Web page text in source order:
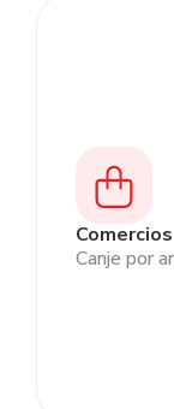
Comercios
Canje por